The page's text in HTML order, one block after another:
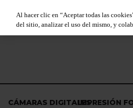
CÁMARAS DIGITALESIMPRESIÓN
Al hacer clic en “Aceptar todas las
del sitio, analizar el uso del mismo, y